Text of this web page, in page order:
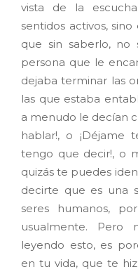
vista de la
sentidos activos,
que sin saberlo, no
persona que le
dejaba terminar las
las que estaba
a menudo le decían
hablar!, o
tengo que decir!, o
quizás te puedes
decirte que es una
seres humanos,
usualmente. Pero
leyendo esto, es
en tu vida, que te